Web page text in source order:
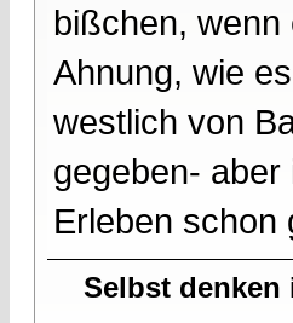
bißchen,
Ahnung, wie
westlich von
gegeben-
Erleben schon
Selbst